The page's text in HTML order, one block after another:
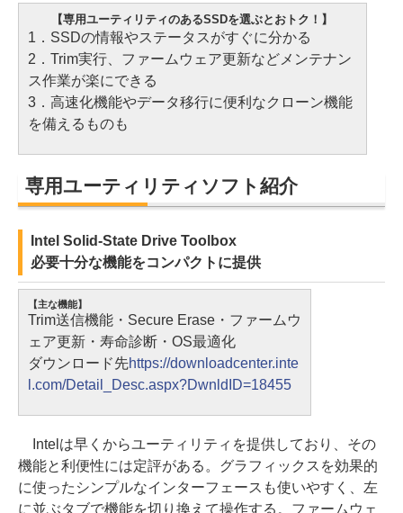
【専用ユーティリティのあるSSDを選ぶとおトク！】
1．SSDの情報やステータスがすぐに分かる
2．Trim実行、ファームウェア更新などメンテナン
ス作業が楽にできる
3．高速化機能やデータ移行に便利なクローン機能
を備えるものも
専用ユーティリティソフト紹介
Intel Solid-State Drive Toolbox
必要十分な機能をコンパクトに提供
【主な機能】
Trim送信機能・Secure Erase・ファームウ
ェア更新・寿命診断・OS最適化
ダウンロード先https://downloadcenter.inte
l.com/Detail_Desc.aspx?DwnldID=18455
Intelは早くからユーティリティを提供しており、その
機能と利便性には定評がある。グラフィックスを効果的
に使ったシンプルなインターフェースも使いやすく、左
に並ぶタブで機能を切り換えて操作する。ファームウェ